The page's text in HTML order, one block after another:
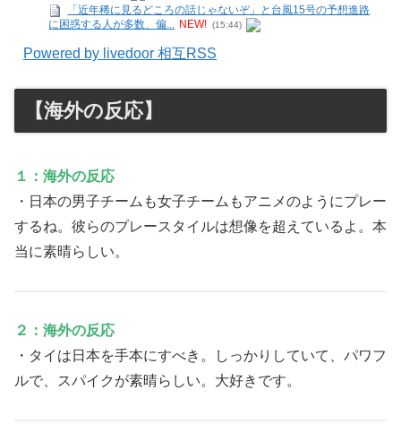
「近年稀に見るどころの話じゃないぞ」と台風15号の予想進路
に困惑する人が多数、偏... NEW! (15:44)
Powered by livedoor 相互RSS
【海外の反応】
１：海外の反応
・日本の男子チームも女子チームもアニメのようにプレー
するね。彼らのプレースタイルは想像を超えているよ。本
当に素晴らしい。
２：海外の反応
・タイは日本を手本にすべき。しっかりしていて、パワフ
ルで、スパイクが素晴らしい。大好きです。